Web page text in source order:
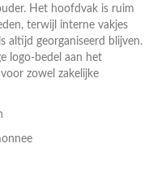
Het hoofdvak is ruim
terwijl interne vakjes
altijd georganiseerd blijven.
logo-bedel aan het
zowel zakelijke